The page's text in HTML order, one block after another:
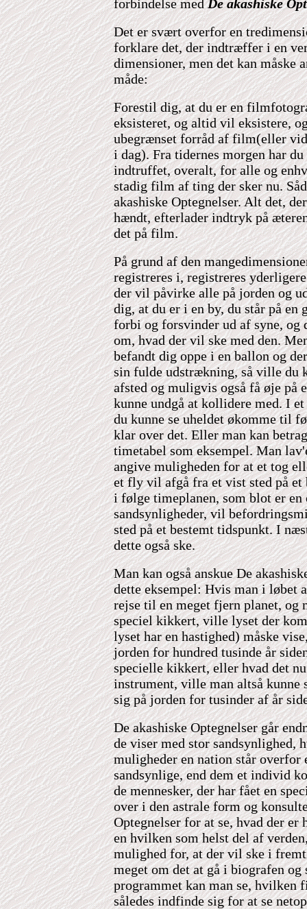
forbindelse medDe akashiske
Det er svært overfor en
forklare det, der indtræffer i en
dimensioner, men det kan måske
måde:
Forestil dig, at du er en
eksisteret, og altid vil eksistere,
ubegrænset forråd af film(eller
i dag). Fra tidernes morgen har
indtruffet, overalt, for alle og
stadig film af ting der sker nu.
akashiske Optegnelser. Alt det,
hændt, efterlader indtryk på
det på film.
På grund af den
registreres i, registreres
der vil påvirke alle på jorden og
dig, at du er i en by, du står på en
forbi og forsvinder ud af syne, og
om, hvad der vil ske med den.
befandt dig oppe i en ballon og
sin fulde udstrækning, så ville du
afsted og muligvis også få øje på
kunne undgå at kollidere med. I
du kunne se uheldet økomme til
klar over det. Eller man kan
timetabel som eksempel. Man
angive muligheden for at et tog
et fly vil afgå fra et vist sted på et
i følge timeplanen, som blot er en
sandsynligheder, vil
sted på et bestemt tidspunkt. I
dette også ske.
Man kan også anskue De
dette eksempel: Hvis man i løbet
rejse til en meget fjern planet, og
speciel kikkert, ville lyset der
lyset har en hastighed) måske
jorden for hundred tusinde år
specielle kikkert, eller hvad det
instrument, ville man altså kunne
sig på jorden for tusinder af år
De akashiske Optegnelser går
de viser med stor sandsynlighed,
muligheder en nation står overfor
sandsynlige, end dem et individ
de mennesker, der har fået en
over i den astrale form og
Optegnelser for at se, hvad der er
en hvilken som helst del af
mulighed for, at der vil ske i
meget om det at gå i biografen
programmet kan man se, hvilken
således indfinde sig for at se